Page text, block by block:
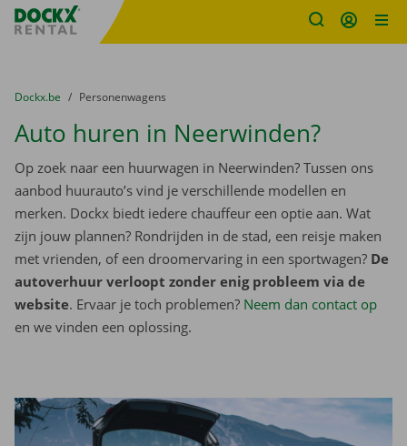
Fratello DEMO
U bevindt zich hier:
van
Dockx.be naar
Personenwagens
Auto huren in Neerwinden?
Op zoek naar een huurwagen in Neerwinden? Tussen ons
aanbod huurauto’s vind je verschillende modellen en
merken. Dockx biedt iedere chauffeur een optie aan. Wat
zijn jouw plannen? Rondrijden in de stad, een reisje maken
met vrienden, of een droomervaring in een sportwagen? De
autoverhuur verloopt zonder enig probleem via de
website. Ervaar je toch problemen? Neem dan contact op
en we vinden een oplossing.